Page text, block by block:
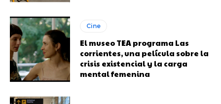
Cine
El museo TEA programa Las
corrientes, una película sobre la
crisis existencial y la carga
mental femenina